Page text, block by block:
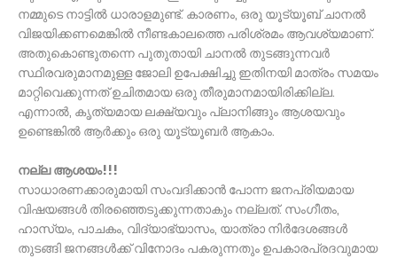
നമ്മുടെ നാട്ടില്‍ ധാരാളമുണ്ട്. കാരണം, ഒരു യൂട്യൂബ് ചാനല്‍
വിജയിക്കണമെങ്കില്‍ നീണ്ടകാലത്തെ പരിശ്രമം ആവശ്യമാണ്.
അതുകൊണ്ടുതന്നെ പുതുതായി ചാനല്‍ തുടങ്ങുന്നവര്‍
സ്ഥിരവരുമാനമുള്ള ജോലി ഉപേക്ഷിച്ചു ഇതിനയി മാത്രം സമയം
മാറ്റിവെക്കുന്നത് ഉചിതമായ ഒരു തീരുമാനമായിരിക്കില്ല.
എന്നാല്‍, കൃത്യമായ ലക്ഷ്യവും പ്ലാനിങ്ങും ആശയവും
ഉണ്ടെങ്കില്‍ ആര്‍ക്കും ഒരു യൂട്യൂബര്‍ ആകാം.
നല്ല ആശയം!!!
സാധാരണക്കാരുമായി സംവദിക്കാന്‍ പോന്ന ജനപ്രിയമായ
വിഷയങ്ങള്‍ തിരഞ്ഞെടുക്കുന്നതാകും നല്ലത്. സംഗീതം,
ഹാസ്യം, പാചകം, വിദ്യാഭ്യാസം, യാത്രാ നിര്‍ദേശങ്ങള്‍
തുടങ്ങി ജനങ്ങള്‍ക്ക് വിനോദം പകരുന്നതും ഉപകാരപ്രദവുമായ